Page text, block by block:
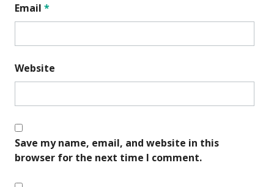
Email *
Website
Save my name, email, and website in this
browser for the next time I comment.